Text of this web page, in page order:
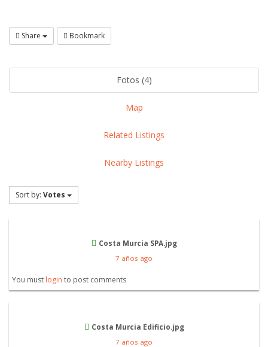
Share Bookmark
Fotos (4)
Map
Related Listings
Nearby Listings
Sort by: Votes
Costa Murcia SPA.jpg
7 años ago
You must login to post comments
Costa Murcia Edificio.jpg
7 años ago